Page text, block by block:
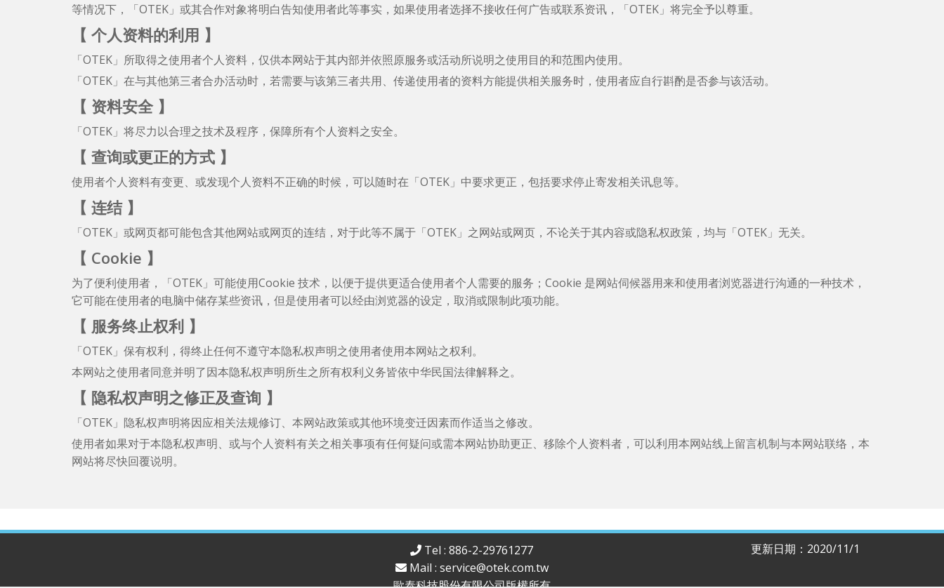
等情况下，「OTEK」或其合作对象将明白告知使用者此等事实，如果使用者选择不接收任何广告或联系资讯，「OTEK」将完全予以尊重。
【 个人资料的利用 】
「OTEK」所取得之使用者个人资料，仅供本网站于其内部并依照原服务或活动所说明之使用目的和范围内使用。
「OTEK」在与其他第三者合办活动时，若需要与该第三者共用、传递使用者的资料方能提供相关服务时，使用者应自行斟酌是否参与该活动。
【 资料安全 】
「OTEK」将尽力以合理之技术及程序，保障所有个人资料之安全。
【 查询或更正的方式 】
使用者个人资料有变更、或发现个人资料不正确的时候，可以随时在「OTEK」中要求更正，包括要求停止寄发相关讯息等。
【 连结 】
「OTEK」或网页都可能包含其他网站或网页的连结，对于此等不属于「OTEK」之网站或网页，不论关于其内容或隐私权政策，均与「OTEK」无关。
【 Cookie 】
为了便利使用者，「OTEK」可能使用Cookie 技术，以便于提供更适合使用者个人需要的服务；Cookie 是网站伺候器用来和使用者浏览器进行沟通的一种技术，
它可能在使用者的电脑中储存某些资讯，但是使用者可以经由浏览器的设定，取消或限制此项功能。
【 服务终止权利 】
「OTEK」保有权利，得终止任何不遵守本隐私权声明之使用者使用本网站之权利。
本网站之使用者同意并明了因本隐私权声明所生之所有权利义务皆依中华民国法律解释之。
【 隐私权声明之修正及查询 】
「OTEK」隐私权声明将因应相关法规修订、本网站政策或其他环境变迁因素而作适当之修改。
使用者如果对于本隐私权声明、或与个人资料有关之相关事项有任何疑问或需本网站协助更正、移除个人资料者，可以利用本网站线上留言机制与本网站联络，本
网站将尽快回覆说明。
Tel : 886-2-29761277
Mail : service@otek.com.tw
更新日期：2020/11/1